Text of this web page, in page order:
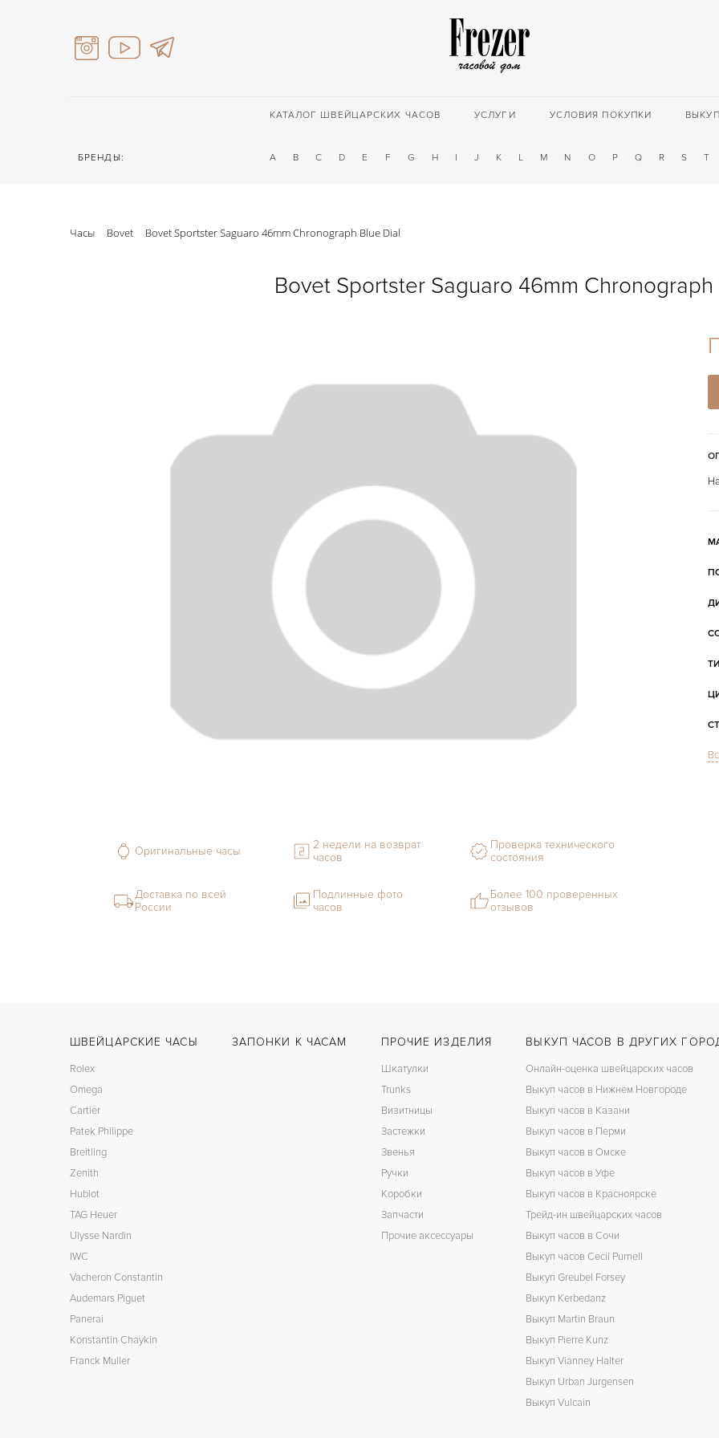
КАТАЛОГ ШВЕЙЦАРСКИХ ЧАСОВ УСЛУГИ УСЛОВИЯ ПОКУПКИ ВЫКУП
БРЕНДЫ: A B C D E F G H I J K L M N O P Q R S T
Часы Bovet Bovet Sportster Saguaro 46mm Chronograph Blue Dial
Bovet Sportster Saguaro 46mm Chronograph
Оригинальные часы
2 недели на возврат
часов
Проверка технического
состояния
Доставка по всей
России
Подлинные фото
часов
Более 100 проверенных
отзывов
ШВЕЙЦАРСКИЕ ЧАСЫ
Rolex
Omega
Cartier
Patek Philippe
Breitling
Zenith
Hublot
TAG Heuer
Ulysse Nardin
IWC
Vacheron Constantin
Audemars Piguet
Panerai
Konstantin Chaykin
Franck Muller
ЗАПОНКИ К ЧАСАМ ПРОЧИЕ ИЗДЕЛИЯ
Шкатулки
Trunks
Визитницы
Застежки
Звенья
Ручки
Коробки
Запчасти
Прочие аксессуары
ВЫКУП ЧАСОВ В ДРУГИХ
Онлайн-оценка швейцарских часов
Выкуп часов в Нижнем Новгороде
Выкуп часов в Казани
Выкуп часов в Перми
Выкуп часов в Омске
Выкуп часов в Уфе
Выкуп часов в Красноярске
Трейд-ин швейцарских часов
Выкуп часов в Сочи
Выкуп часов Cecil Purnell
Выкуп Greubel Forsey
Выкуп Kerbedanz
Выкуп Martin Braun
Выкуп Pierre Kunz
Выкуп Vianney Halter
Выкуп Urban Jurgensen
Выкуп Vulcain